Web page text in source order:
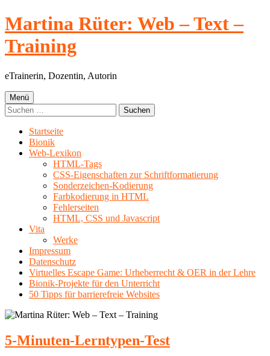
Springe
zum
Inhalt
Martina Rüter: Web – Text –
Training
eTrainerin, Dozentin, Autorin
Primäres
Menü
Menü
Suchen
nach:
Startseite
Bionik
Web-Lexikon
HTML-Tags
CSS-Eigenschaften zur Schriftformatierung
Sonderzeichen-Kodierung
Farbkodierung in HTML
Fehlerseiten
HTML, CSS und Javascript
Vita
Werke
Impressum
Datenschutz
Virtuelles Escape Game: Urheberrecht & OER in der Lehre
Bionik-Projekte für den Unterricht
50 Tipps für barrierefreie Websites
5-Minuten-Lerntypen-Test